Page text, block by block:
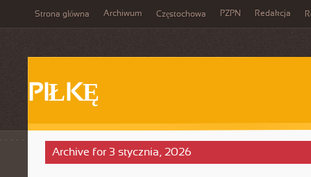
Strona główna Archiwum Częstochowa PZPN Redakcja
PIŁKĘ
Archive for 3 stycznia, 2026